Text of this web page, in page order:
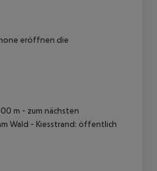
eröffnen die
m - zum nächsten
Wald - Kiesstrand: öffentlich